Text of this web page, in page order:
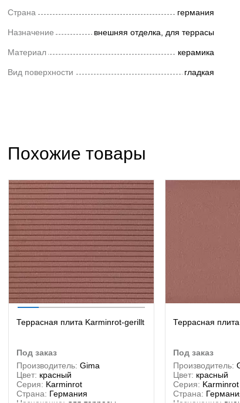
Страна германия
Назначение внешняя отделка, для террасы
Материал керамика
Вид поверхности гладкая
Похожие товары
Террасная плита Karminrot-gerillt
под заказ
Производитель: Gima
Цвет: красный
Серия: Karminrot
Страна: Германия
Террасная
под заказ
Производитель:
Цвет: красный
Серия: Karminrot
Страна: